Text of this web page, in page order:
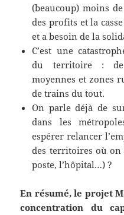
(beaucoup) moins
des profits et la
et a besoin de la
C’est une
du territoire : de
moyennes et zones
de trains du tout.
On parle déjà de
dans les
espérer relancer
des territoires où on
poste, l’hôpital…) ?
En résumé,le projet
concentration du